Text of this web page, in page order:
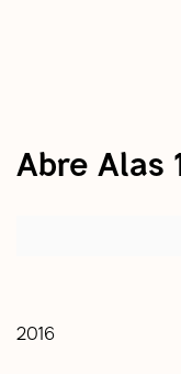
Abre Alas
open a larger
2016